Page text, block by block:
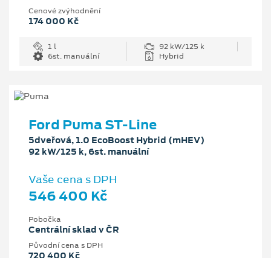
Cenové zvýhodnění
174 000 Kč
1 l
92 kW/125 k
6st. manuální
Hybrid
Ford Puma ST-Line
5dveřová, 1.0 EcoBoost Hybrid (mHEV)
92 kW/125 k, 6st. manuální
Vaše cena s DPH
546 400 Kč
Pobočka
Centrální sklad v ČR
Původní cena s DPH